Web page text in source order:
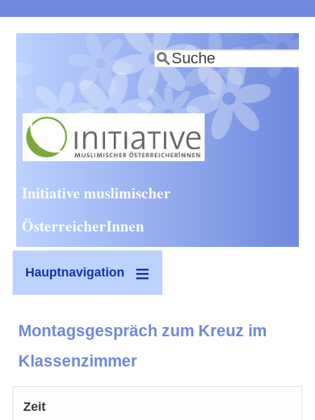
zum
Inhalt
Suche
Initiative muslimischer
ÖsterreicherInnen
Hauptnavigation
Montagsgespräch zum Kreuz im
Klassenzimmer
Zeit